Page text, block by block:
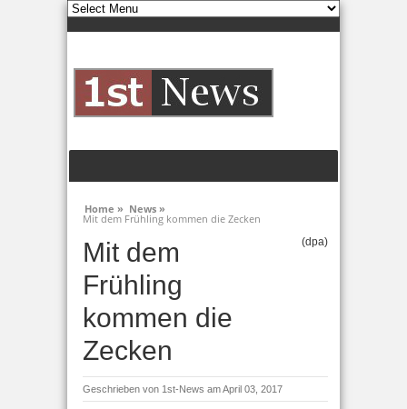
Home » News »
Mit dem Frühling kommen die Zecken
Mit dem
Frühling
kommen die
Zecken
(dpa)
Geschrieben von 1st-News am April 03, 2017